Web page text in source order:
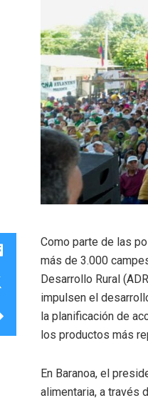
Como parte de las
más de 3.000
Desarrollo Rural
impulsen el
la planificación de
los productos más
En Baranoa, el
alimentaria, a través